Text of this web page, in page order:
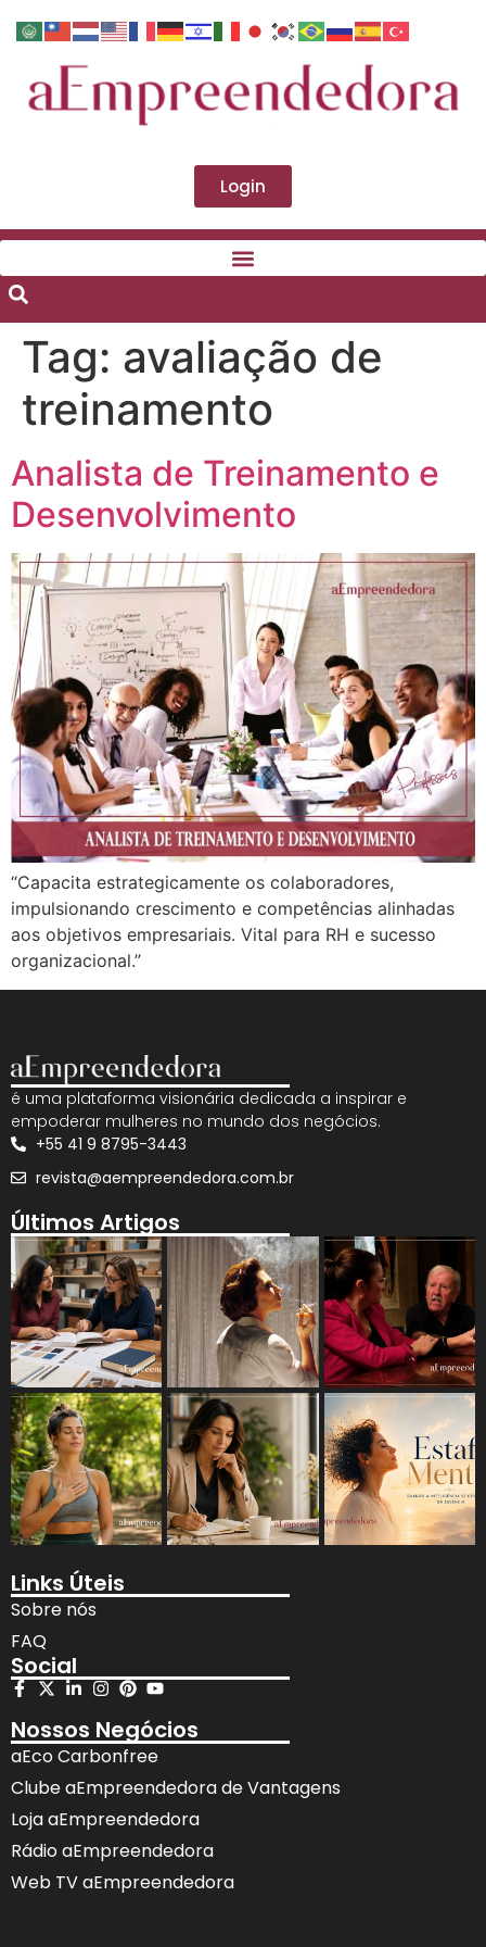
Login
Tag: avaliação de
treinamento
Analista de Treinamento e
Desenvolvimento
“Capacita estrategicamente os colaboradores,
impulsionando crescimento e competências alinhadas
aos objetivos empresariais. Vital para RH e sucesso
organizacional.”
é uma plataforma visionária dedicada a inspirar e
empoderar mulheres no mundo dos negócios.
+55 41 9 8795-3443
revista@aempreendedora.com.br
Últimos Artigos
Links Úteis
Sobre nós
FAQ
Social
Nossos Negócios
aEco Carbonfree
Clube aEmpreendedora de Vantagens
Loja aEmpreendedora
Rádio aEmpreendedora
Web TV aEmpreendedora